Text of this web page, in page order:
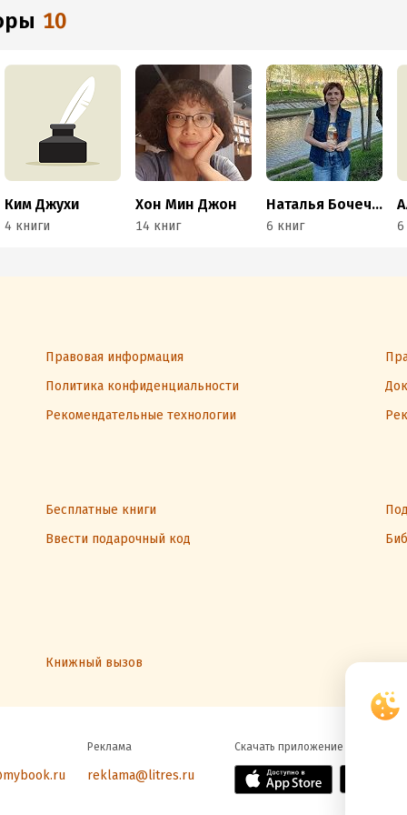
10
Ким Джухи
4 книги
Хон Мин Джон
14 книг
Наталья Бочечко
6 книг
Правовая информация
Политика конфиденциальности
Рекомендательные технологии
Бесплатные книги
Ввести подарочный код
Книжный вызов
Реклама
reklama@litres.ru
Скачать приложение